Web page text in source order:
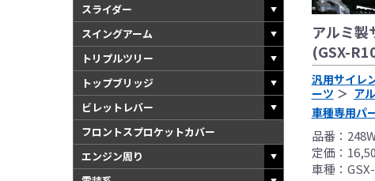
スライダー
スイングアーム
トリプルツリー
トップブリッジ
ビレットレバー
フロントスプロケットカバー
エンジン周り
アルミ製
(GSX-
汎用サイレ
ーツ
ア
車種専用パ
品番：
定価：
車種：